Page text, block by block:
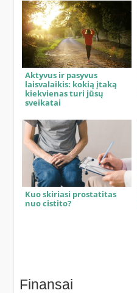
Aktyvus ir pasyvus
laisvalaikis: kokią įtaką
kiekvienas turi jūsų
sveikatai
Kuo skiriasi prostatitas
nuo cistito?
Finansai